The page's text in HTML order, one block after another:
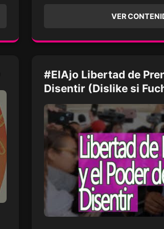
VER
#ElAjo Libertad de
Disentir (Dislike si